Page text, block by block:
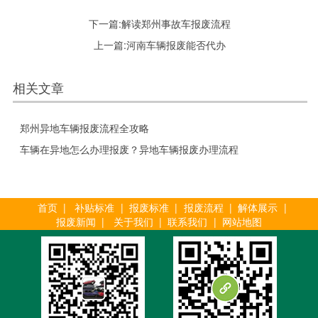
下一篇:解读郑州事故车报废流程
上一篇:河南车辆报废能否代办
相关文章
郑州异地车辆报废流程全攻略
车辆在异地怎么办理报废？异地车辆报废办理流程
首页 | 补贴标准 | 报废标准 | 报废流程 | 解体展示 |
报废新闻 | 关于我们 | 联系我们 | 网站地图